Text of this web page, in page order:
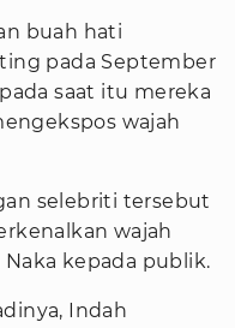
buah hati
pada September
saat itu mereka
wajah
selebriti tersebut
wajah
kepada publik.
Indah